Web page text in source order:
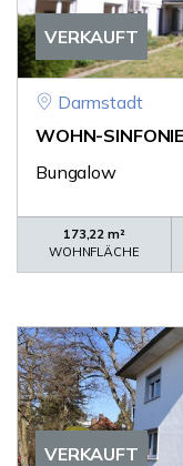
VERKAUFT
Darmstadt
WOHN-
Bungalow
173,22 m²
WOHNFLÄCHE
VERKAUFT